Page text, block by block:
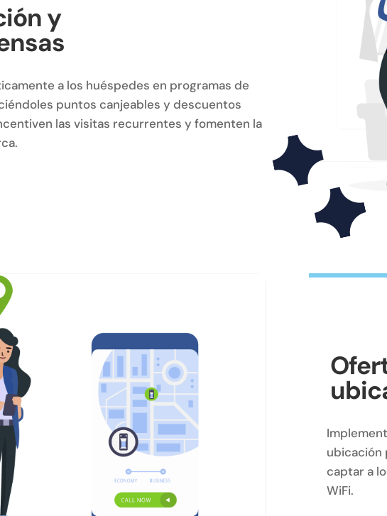
y
a los huéspedes en programas de
puntos canjeables y descuentos
las visitas recurrentes y fomenten la
ubicación
captar a
WiFi.